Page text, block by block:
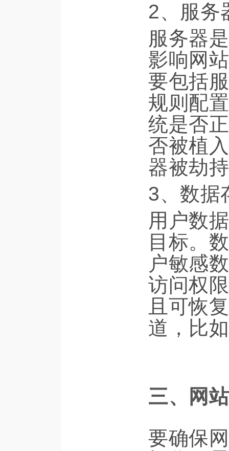
2、服务
服务器
影响网
要包括
规则配
统是否
否被植
器被劫
3、数据
用户数
目标。
户敏感
访问权
且可恢
道，比
三、网
要确保